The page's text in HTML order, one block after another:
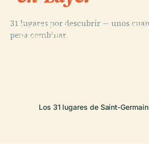
31 lugares por descubrir — unos
pena combinar.
Castillo de
Saint-Germain-
PLACE
PLACE
Los 31 lugares de Saint-